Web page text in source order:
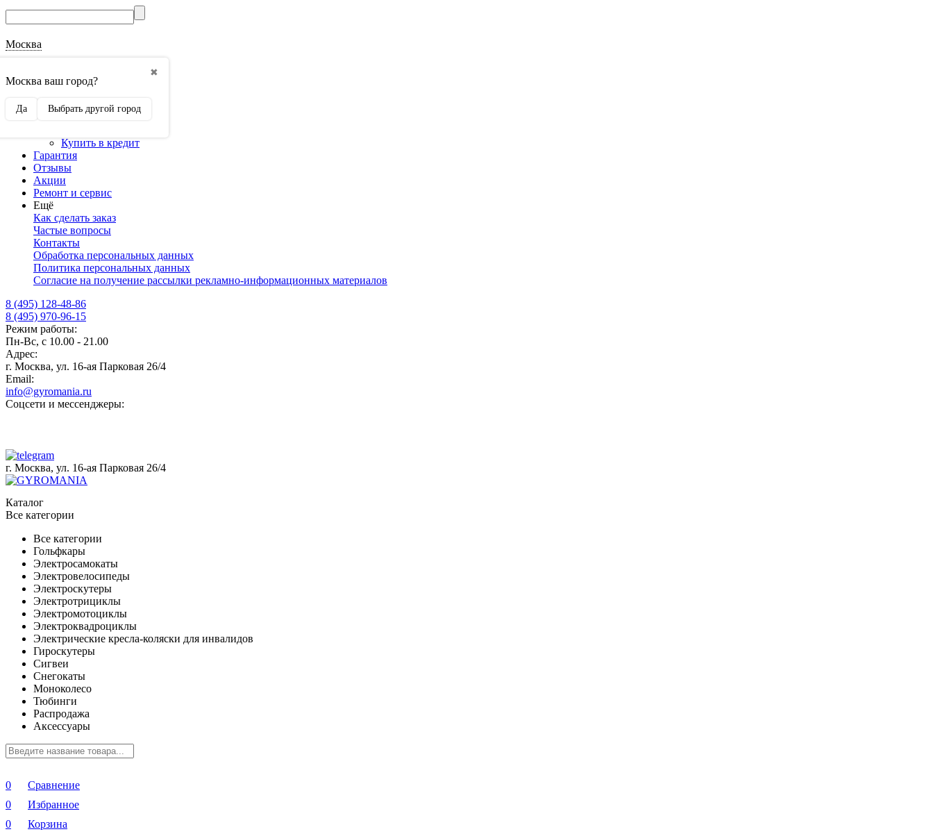
Москва
✖
Москва ваш город?
Да Выбрать другой город
Наши реквизиты
Оптовикам
Сотрудничество
Купить в кредит
Гарантия
Отзывы
Акции
Ремонт и сервис
Ещё
Как сделать заказ
Частые вопросы
Контакты
Обработка персональных данных
Политика персональных данных
Согласие на получение рассылки рекламно-информационных материалов
8 (495) 128-48-86
8 (495) 970-96-15
Режим работы:
Пн-Вс, с 10.00 - 21.00
Адрес:
г. Москва, ул. 16-ая Парковая 26/4
Email:
info@gyromania.ru
Соцсети и мессенджеры:
г. Москва, ул. 16-ая Парковая 26/4
Каталог
Все категории
Все категории
Гольфкары
Электросамокаты
Электровелосипеды
Электроскутеры
Электротрициклы
Электромотоциклы
Электроквадроциклы
Электрические кресла-коляски для инвалидов
Гироскутеры
Сигвеи
Снегокаты
Моноколесо
Тюбинги
Распродажа
Аксессуары
0
Сравнение
0
Избранное
0
Корзина